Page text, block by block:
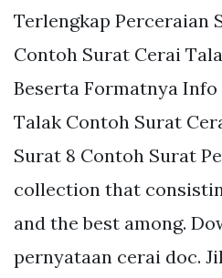
Terlengkap Perceraian
Contoh Surat Cerai
Beserta Formatnya
Talak Contoh Surat
Surat 8 Contoh Surat
collection that
and the best among.
pernyataan cerai doc.